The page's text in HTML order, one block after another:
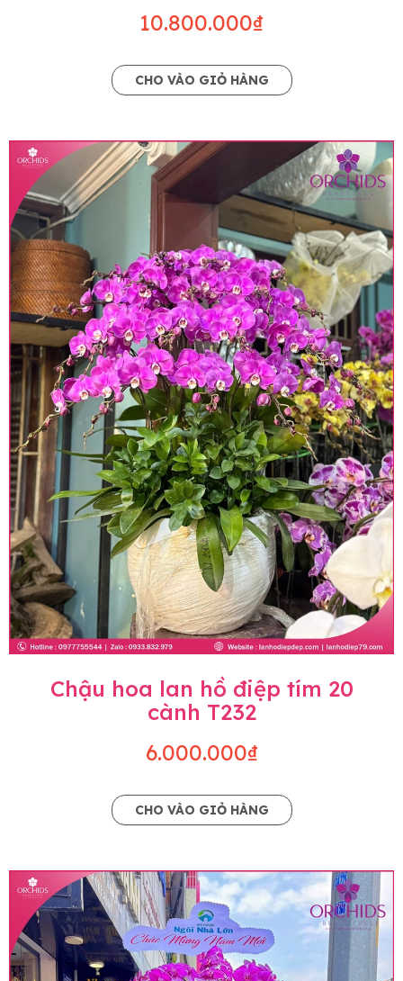
10.800.000₫
CHO VÀO GIỎ HÀNG
Chậu hoa lan hồ điệp tím 20
cành T232
6.000.000₫
CHO VÀO GIỎ HÀNG